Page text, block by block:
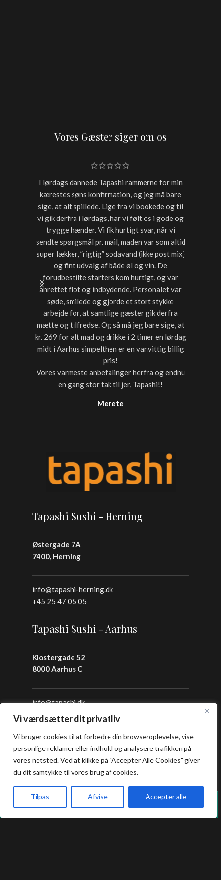
Vi værdsætter dit privatliv
Vi bruger cookies til at forbedre din browseroplevelse, vise
personlige reklamer eller indhold og analysere trafikken på
vores netsted. Ved at klikke på "Accepter Alle Cookies" giver
du dit samtykke til vores brug af cookies.
Tilpas Afvise Accepter alle
Vi holder lukket hver mandag i sommerferien.
Vores Gæster siger om os
I lørdags dannede Tapashi rammerne for min
kærestes søns konfirmation, og jeg må bare
sige, at alt spillede. Lige fra vi bookede og til
vi gik derfra i lørdags, har vi følt os i gode og
trygge hænder. Vi fik hurtigt svar, når vi
sendte spørgsmål pr. mail, maden var som altid
super lækker, ”rigtig” sodavand (ikke post mix)
og fint udvalg af både øl og vin. De
forudbestilte starters kom hurtigt, og var
anrettet flot og indbydende. Personalet var
søde, smilede og gjorde et stort stykke
arbejde for, at samtlige gæster gik derfra
mætte og tilfredse. Og så må jeg bare sige, at
kr. 269 for alt mad og drikke i 2 timer en lørdag
midt i Aarhus simpelthen er en vanvittig billig
pris!
Vores varmeste anbefalinger herfra og endnu
en gang stor tak til jer, Tapashi!!
Merete
Tapashi Sushi - Herning
Østergade 7A
7400, Herning
info@tapashi-herning.dk
+45 25 47 05 05
Tapashi Sushi - Aarhus
Klostergade 52
8000 Aarhus C
info@tapashi.dk
+45 86 82 82 82
Åbningstider
Aften: 17:00 - 22:00
Køkkenet lukker en halv time før lukketid.